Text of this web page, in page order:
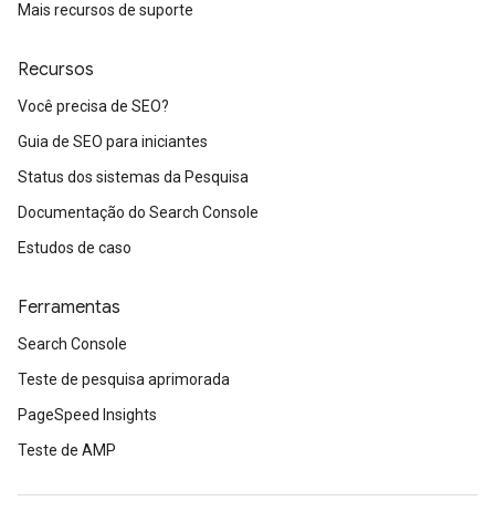
Mais recursos de suporte
Recursos
Você precisa de SEO?
Guia de SEO para iniciantes
Status dos sistemas da Pesquisa
Documentação do Search Console
Estudos de caso
Ferramentas
Search Console
Teste de pesquisa aprimorada
PageSpeed Insights
Teste de AMP